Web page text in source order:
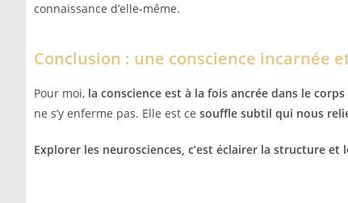
connaissance d’elle-même.
Conclusion : une conscience incarnée
Pour moi, la conscience est à la fois ancrée dans le
ne s’y enferme pas. Elle est ce souffle subtil qui nous
Explorer les neurosciences, c’est éclairer la structure